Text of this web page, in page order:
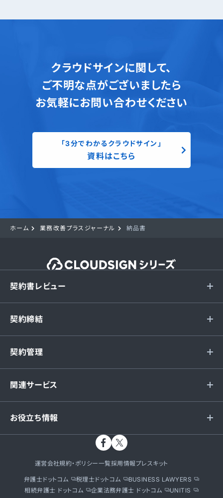
クラウドサインに関して、
ご不明な点がございましたら
お気軽にお問い合わせください
「3分でわかるクラウドサイン」
資料はこちら
ホーム 業務改善プラスジャーナル 納品書
契約書レビュー
契約締結
契約管理
関連サービス
お役立ち情報
運営会社規約・ポリシー一覧採用情報プレスキット
弁護士ドットコム 税理士ドットコム
BUSINESS LAWYERS
相続弁護士 ドットコム
企業法務弁護士 ドットコム
UNITIS